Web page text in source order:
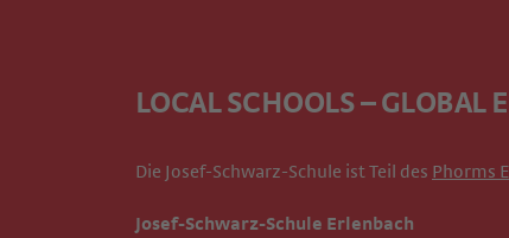
LOCAL SCHOOLS – GLOBAL
Die Josef-Schwarz-Schule ist Teil des Phorms
Josef-Schwarz-Schule Erlenbach